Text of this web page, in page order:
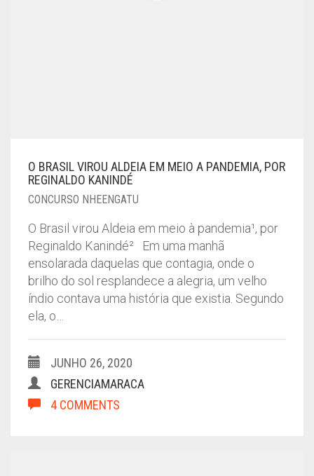
O BRASIL VIROU ALDEIA EM MEIO A PANDEMIA, POR
REGINALDO KANINDÉ
CONCURSO NHEENGATU
O Brasil virou Aldeia em meio à pandemia¹, por
Reginaldo Kanindé² Em uma manhã
ensolarada daquelas que contagia, onde o
brilho do sol resplandece a alegria, um velho
índio contava uma história que existia. Segundo
ela, o…
JUNHO 26, 2020
GERENCIAMARACA
4 COMMENTS